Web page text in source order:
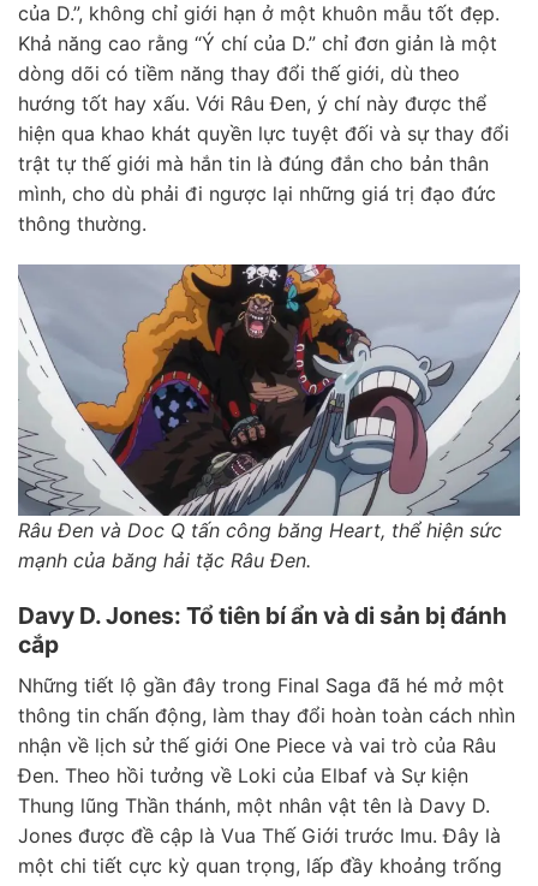
của D.”, không chỉ giới hạn ở một khuôn mẫu tốt đẹp.
Khả năng cao rằng “Ý chí của D.” chỉ đơn giản là một
dòng dõi có tiềm năng thay đổi thế giới, dù theo
hướng tốt hay xấu. Với Râu Đen, ý chí này được thể
hiện qua khao khát quyền lực tuyệt đối và sự thay đổi
trật tự thế giới mà hắn tin là đúng đắn cho bản thân
mình, cho dù phải đi ngược lại những giá trị đạo đức
thông thường.
Râu Đen và Doc Q tấn công băng Heart, thể hiện sức
mạnh của băng hải tặc Râu Đen.
Davy D. Jones: Tổ tiên bí ẩn và di sản bị đánh
cắp
Những tiết lộ gần đây trong Final Saga đã hé mở một
thông tin chấn động, làm thay đổi hoàn toàn cách nhìn
nhận về lịch sử thế giới One Piece và vai trò của Râu
Đen. Theo hồi tưởng về Loki của Elbaf và Sự kiện
Thung lũng Thần thánh, một nhân vật tên là Davy D.
Jones được đề cập là Vua Thế Giới trước Imu. Đây là
một chi tiết cực kỳ quan trọng, lấp đầy khoảng trống